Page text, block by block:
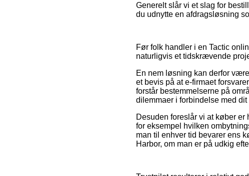
Generelt slår vi et slag for
du udnytte en afdragsløsning
Før folk handler i en Tactic
naturligvis et tidskrævende
En nem løsning kan derfor
et bevis på at e-firmaet
forstår bestemmelserne på
dilemmaer i forbindelse med dit
Desuden foreslår vi at køber
for eksempel hvilken
man til enhver tid bevarer ens
Harbor, om man er på udkig